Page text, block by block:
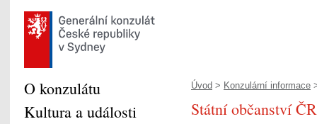
Úvod > Konzulární informace
Státní občanství ČR
O konzulátu
Kultura a události